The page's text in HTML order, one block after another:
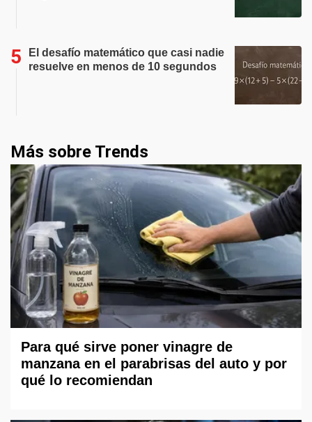
El desafío matemático que casi nadie
resuelve en menos de 10 segundos
Más sobre Trends
Para qué sirve poner vinagre de
manzana en el parabrisas del auto y por
qué lo recomiendan